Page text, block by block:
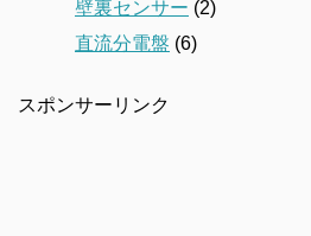
壁裏センサー (2)
直流分電盤 (6)
スポンサーリンク